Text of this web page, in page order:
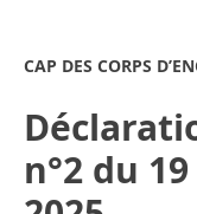
CAP DES CORPS
n°2 du